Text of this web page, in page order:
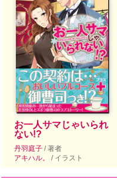
お一人サマじゃいられ
ない!?
丹羽庭子 / 著者
アキハル。 / イラスト